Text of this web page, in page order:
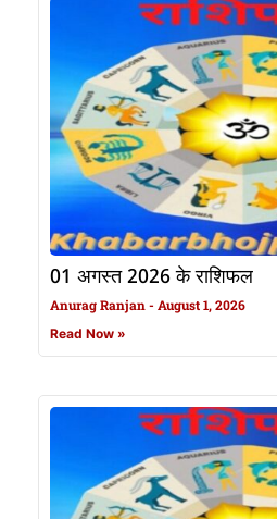
01 अगस्त 2026 के राशिफल
Anurag Ranjan August 1, 2026
Read Now »